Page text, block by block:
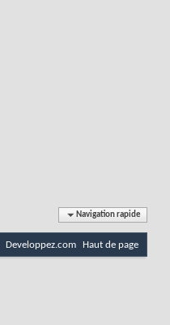
Navigation rapide
Developpez.com Haut de page